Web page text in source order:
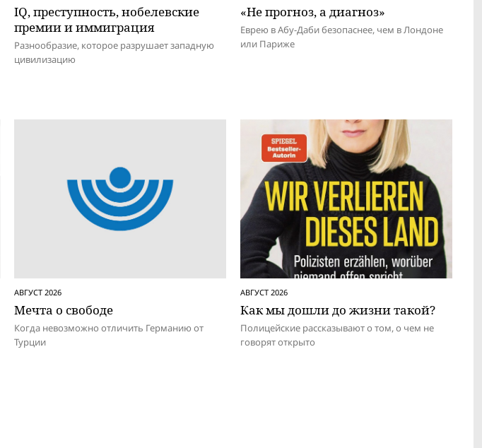
IQ, преступность, нобелевские
премии и иммиграция
Разнообразие, которое разрушает западную
цивилизацию
«Не прогноз, а диагноз»
Еврею в Абу-Даби безопаснее, чем в Лондоне
или Париже
АВГУСТ 2026
Мечта о свободе
Когда невозможно отличить Германию от
Турции
АВГУСТ 2026
Как мы дошли до жизни такой?
Полицейские рассказывают о том, о чем не
говорят открыто